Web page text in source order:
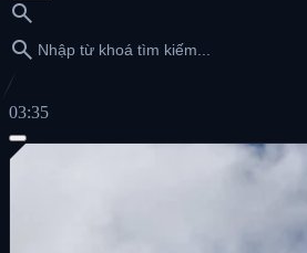
search
search
03:35